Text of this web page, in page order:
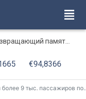
память после травмы
€94,8366
после открытия воздушного пространства